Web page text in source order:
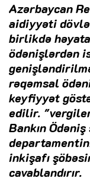
Azərbaycan
aidiyyəti
birlikdə
ödənişlərdən
rəqəmsal
keyfiyyət
edilir.
Bankın
inkişafı
cavablandırır.